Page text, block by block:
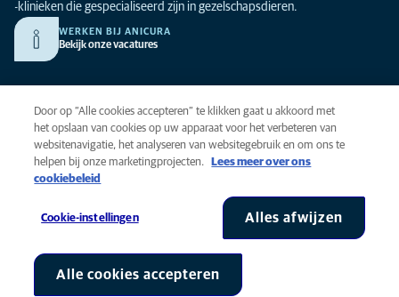
-klinieken die gespecialiseerd zijn in gezelschapsdieren.
WERKEN BIJ ANICURA
Bekijk onze vacatures
Privacy
Algemene voorwaarden
Cookies
Toegankelijkheid
AniCura is onderdeel van Mars, Inc © 2026
Cookie-instellingen
Door op “Alle cookies accepteren” te klikken gaat u akkoord met
het opslaan van cookies op uw apparaat voor het verbeteren van
websitenavigatie, het analyseren van websitegebruik en om ons te
helpen bij onze marketingprojecten.
Lees meer over ons
cookiebeleid
Cookie-instellingen Alles afwijzen
Alle cookies accepteren